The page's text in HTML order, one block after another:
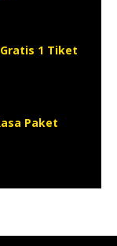
Gratis 1 Tiket
Paket